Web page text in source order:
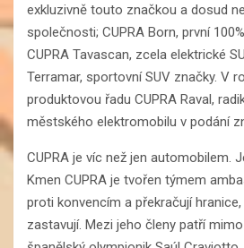
exkluzivně touto značkou a dosud
společnosti; CUPRA Born, první
CUPRA Tavascan, zcela elektrické
Terramar, sportovní SUV značky. V
produktovou řadu CUPRA Raval,
městského elektromobilu v podání
CUPRA je víc než jen automobilem.
Kmen CUPRA je tvořen týmem
proti konvencím a překračují
zastavují. Mezi jeho členy patří